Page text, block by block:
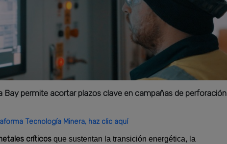
permite acortar plazos clave en campañas de perforación
Tecnología Minera, haz clic aquí
críticos que sustentan la transición energética, la